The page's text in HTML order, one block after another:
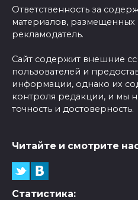
Ответственность за
материалов, размещенных
рекламодатель.
Сайт содержит внешние
пользователей и
информации, однако их
контроля редакции, и мы
точность и достоверность.
Читайте и смотрите
Статистика: